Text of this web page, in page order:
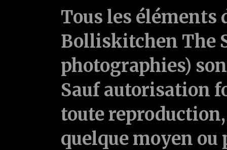
Tous les
Bolliskitchen The
photographies)
Sauf autorisation
toute
quelque moyen ou